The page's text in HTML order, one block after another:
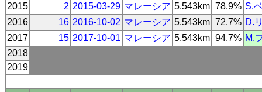
2015
2 2015-03-29 マレーシア 5.543km 78.9% S.
2016
16 2016-10-02 マレーシア 5.543km 72.7% D.
2017
15 2017-10-01 マレーシア 5.543km 94.7% M.
2018
2019